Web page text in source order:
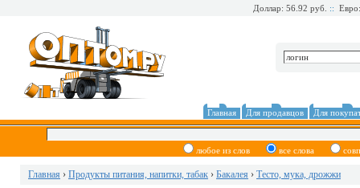
Доллар: 56.92 руб. ::
Главная Для продавцов Для
любое из слов все слова
Главная › Продукты питания, напитки, табак › Бакалея › Тесто, мука, дрожжи